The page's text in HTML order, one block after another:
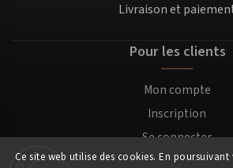
Ce site web utilise des cookies. En
Livraison et
Pour les clients
Mon compte
Inscription
Se connecter